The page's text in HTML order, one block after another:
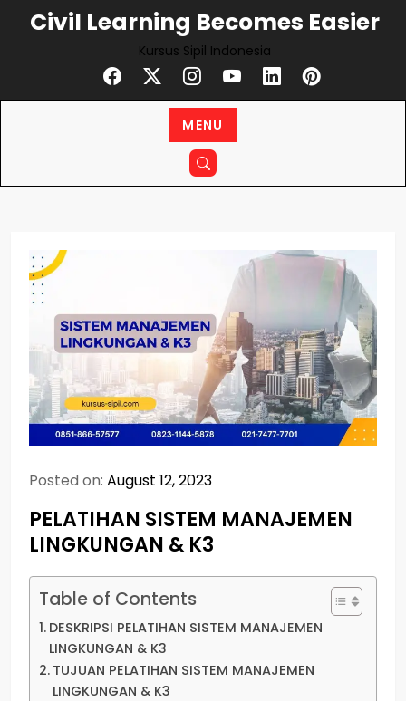
Civil Learning Becomes Easier
Kursus Sipil Indonesia
MENU
Posted on: August 12, 2023
PELATIHAN SISTEM MANAJEMEN
LINGKUNGAN & K3
Table of Contents
DESKRIPSI PELATIHAN SISTEM MANAJEMEN
LINGKUNGAN & K3
TUJUAN PELATIHAN SISTEM MANAJEMEN
LINGKUNGAN & K3